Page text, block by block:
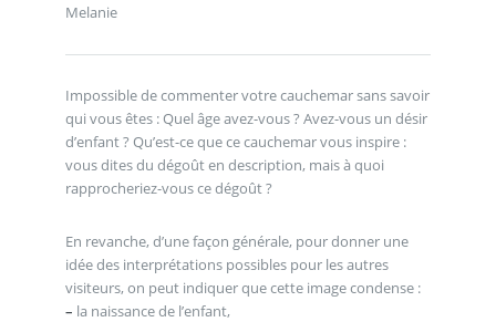
Melanie
Impossible de commenter votre cauchemar sans savoir
qui vous êtes : Quel âge avez-vous ? Avez-vous un désir
d’enfant ? Qu’est-ce que ce cauchemar vous inspire :
vous dites du dégoût en description, mais à quoi
rapprocheriez-vous ce dégoût ?
En revanche, d’une façon générale, pour donner une
idée des interprétations possibles pour les autres
visiteurs, on peut indiquer que cette image condense :
– la naissance de l’enfant,